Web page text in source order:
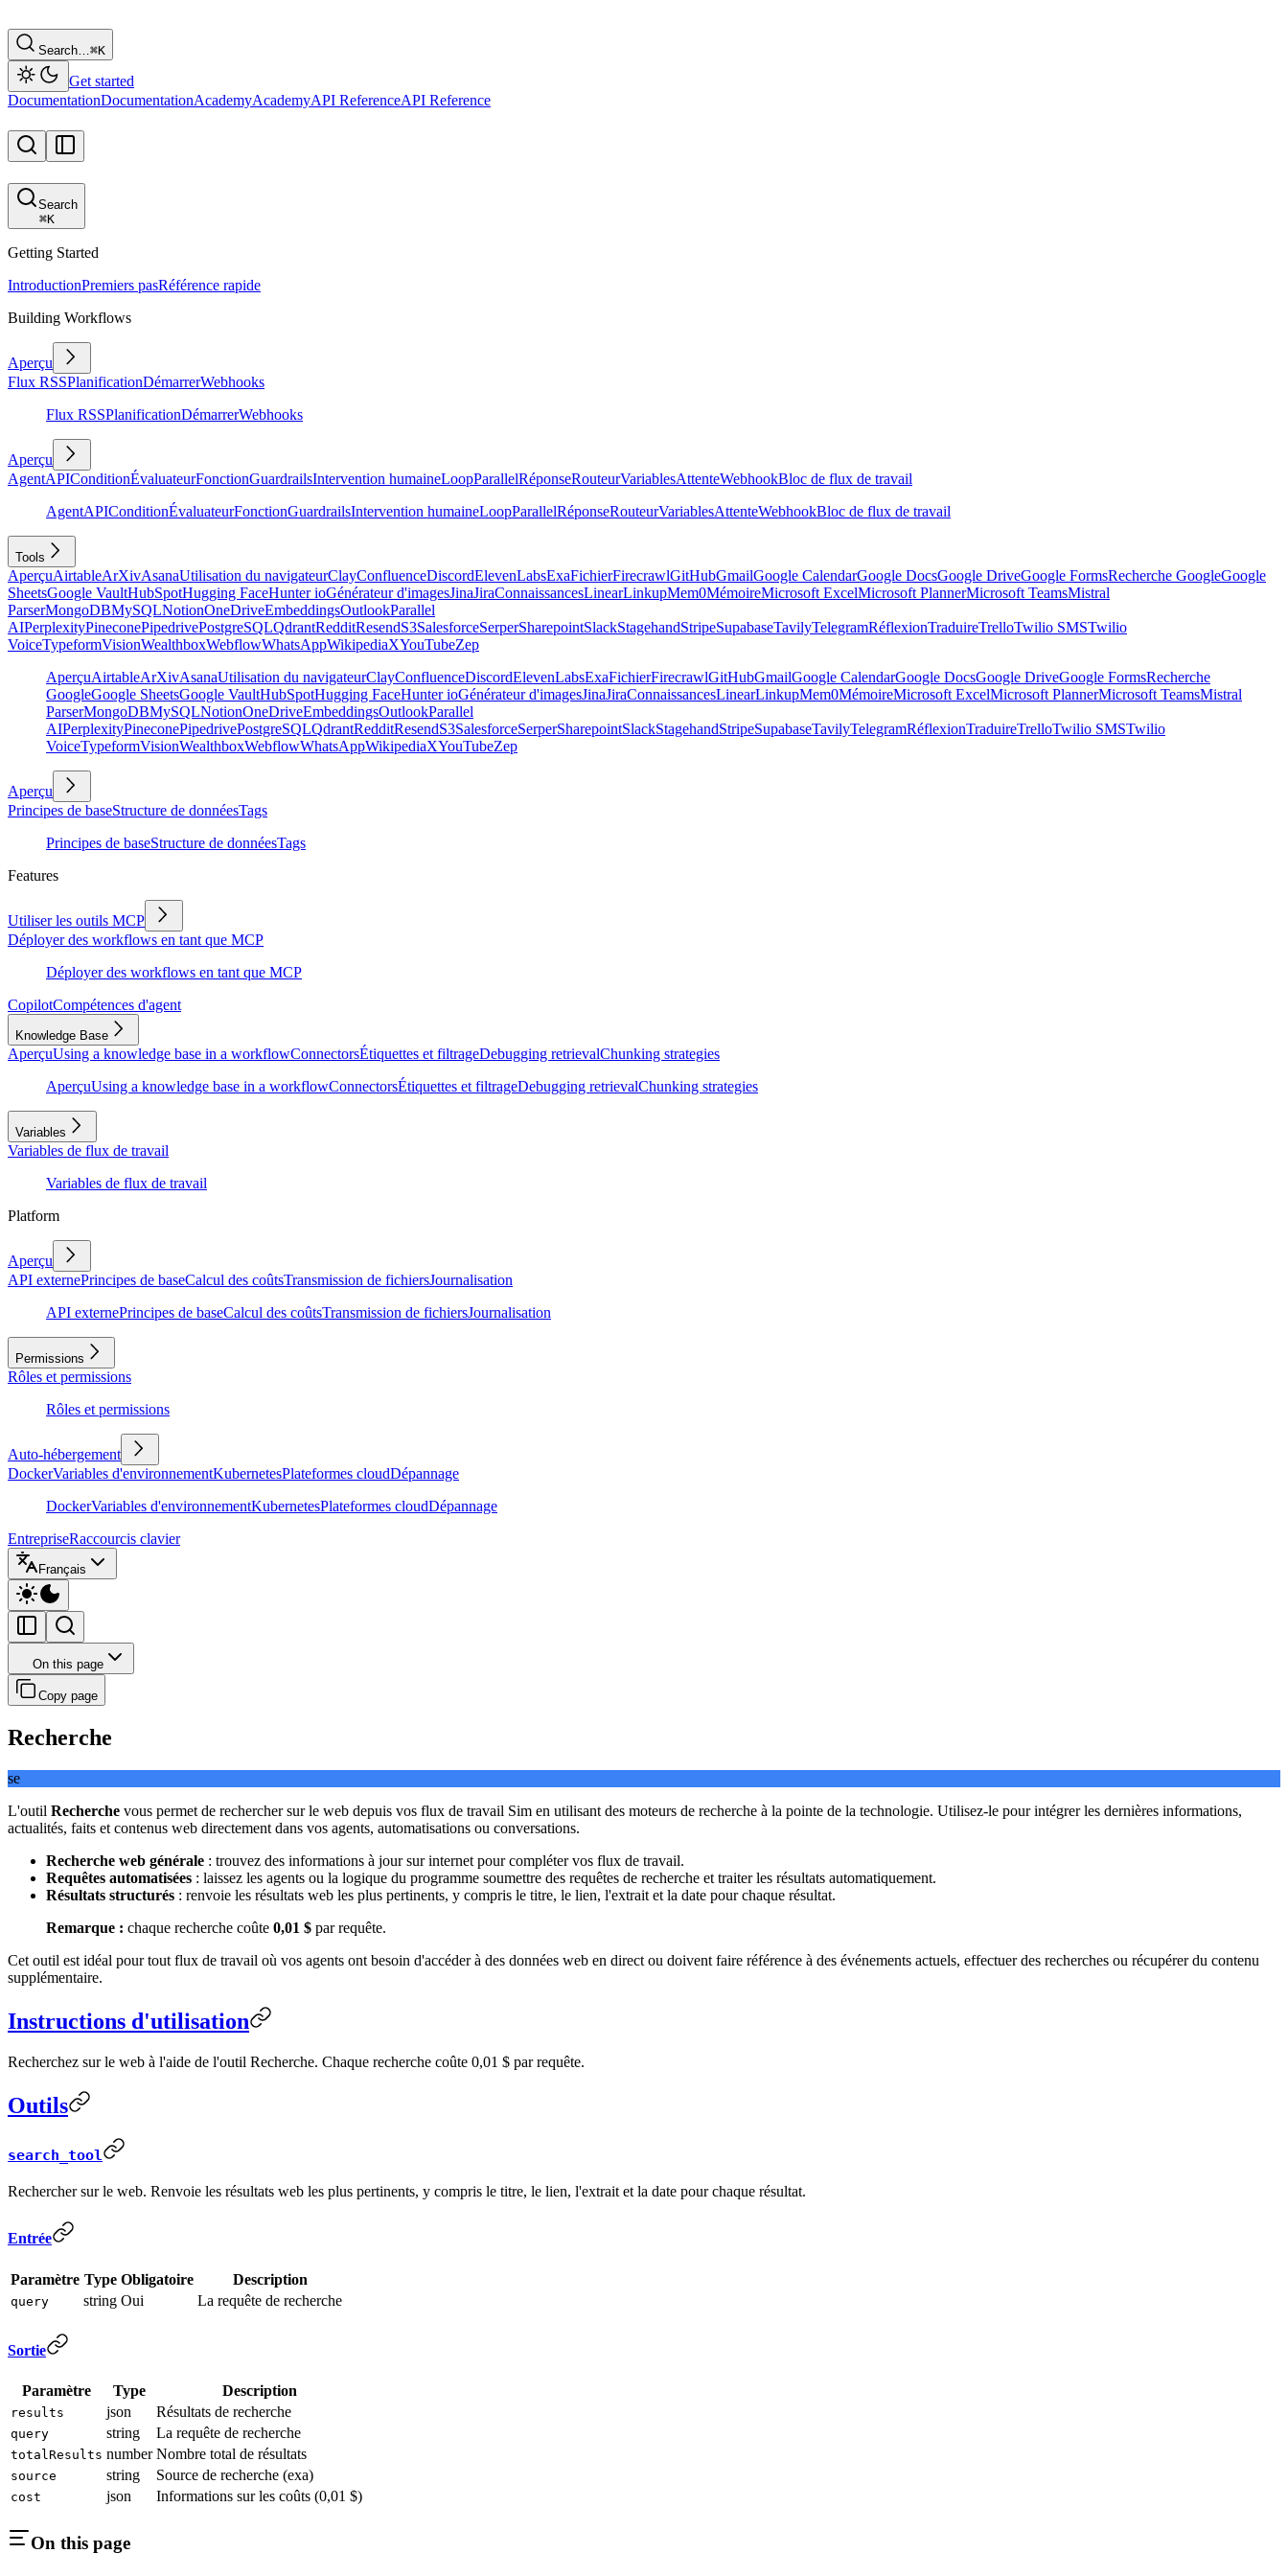
Search…⌘K
Get started
DocumentationDocumentationAcademyAcademyAPI ReferenceAPI Reference
Search
⌘K
Getting Started
IntroductionPremiers pasRéférence rapide
Building Workflows
Aperçu
Flux RSSPlanificationDémarrerWebhooks
Flux RSSPlanificationDémarrerWebhooks
Aperçu
AgentAPIConditionÉvaluateurFonctionGuardrailsIntervention humaineLoopParallelRéponseRouteurVariablesAttenteWebhookBloc de flux de travail
AgentAPIConditionÉvaluateurFonctionGuardrailsIntervention humaineLoopParallelRéponseRouteurVariablesAttenteWebhookBloc de flux de travail
Tools
AperçuAirtableArXivAsanaUtilisation du navigateurClayConfluenceDiscordElevenLabsExaFichierFirecrawlGitHubGmailGoogle CalendarGoogle DocsGoogle DriveGoogle FormsRecherche GoogleGoogle
SheetsGoogle VaultHubSpotHugging FaceHunter ioGénérateur d'imagesJinaJiraConnaissancesLinearLinkupMem0MémoireMicrosoft ExcelMicrosoft PlannerMicrosoft TeamsMistral
ParserMongoDBMySQLNotionOneDriveEmbeddingsOutlookParallel
AIPerplexityPineconePipedrivePostgreSQLQdrantRedditResendS3SalesforceSerperSharepointSlackStagehandStripeSupabaseTavilyTelegramRéflexionTraduireTrelloTwilio SMSTwilio
VoiceTypeformVisionWealthboxWebflowWhatsAppWikipediaXYouTubeZep
AperçuAirtableArXivAsanaUtilisation du navigateurClayConfluenceDiscordElevenLabsExaFichierFirecrawlGitHubGmailGoogle CalendarGoogle DocsGoogle DriveGoogle FormsRecherche
GoogleGoogle SheetsGoogle VaultHubSpotHugging FaceHunter ioGénérateur d'imagesJinaJiraConnaissancesLinearLinkupMem0MémoireMicrosoft ExcelMicrosoft PlannerMicrosoft TeamsMistral
ParserMongoDBMySQLNotionOneDriveEmbeddingsOutlookParallel
AIPerplexityPineconePipedrivePostgreSQLQdrantRedditResendS3SalesforceSerperSharepointSlackStagehandStripeSupabaseTavilyTelegramRéflexionTraduireTrelloTwilio SMSTwilio
VoiceTypeformVisionWealthboxWebflowWhatsAppWikipediaXYouTubeZep
Aperçu
Principes de baseStructure de donnéesTags
Principes de baseStructure de donnéesTags
Features
Utiliser les outils MCP
Déployer des workflows en tant que MCP
Déployer des workflows en tant que MCP
CopilotCompétences d'agent
Knowledge Base
AperçuUsing a knowledge base in a workflowConnectorsÉtiquettes et filtrageDebugging retrievalChunking strategies
AperçuUsing a knowledge base in a workflowConnectorsÉtiquettes et filtrageDebugging retrievalChunking strategies
Variables
Variables de flux de travail
Variables de flux de travail
Platform
Aperçu
API externePrincipes de baseCalcul des coûtsTransmission de fichiersJournalisation
API externePrincipes de baseCalcul des coûtsTransmission de fichiersJournalisation
Permissions
Rôles et permissions
Rôles et permissions
Auto-hébergement
DockerVariables d'environnementKubernetesPlateformes cloudDépannage
DockerVariables d'environnementKubernetesPlateformes cloudDépannage
EntrepriseRaccourcis clavier
Français
On this page
Copy page
Recherche
se
L'outil Recherche vous permet de rechercher sur le web depuis vos flux de travail Sim en utilisant des moteurs de recherche à la pointe de la technologie. Utilisez-le pour intégrer les dernières informations,
actualités, faits et contenus web directement dans vos agents, automatisations ou conversations.
Recherche web générale : trouvez des informations à jour sur internet pour compléter vos flux de travail.
Requêtes automatisées : laissez les agents ou la logique du programme soumettre des requêtes de recherche et traiter les résultats automatiquement.
Résultats structurés : renvoie les résultats web les plus pertinents, y compris le titre, le lien, l'extrait et la date pour chaque résultat.
Remarque : chaque recherche coûte 0,01 $ par requête.
Cet outil est idéal pour tout flux de travail où vos agents ont besoin d'accéder à des données web en direct ou doivent faire référence à des événements actuels, effectuer des recherches ou récupérer du contenu
supplémentaire.
Instructions d'utilisation
Recherchez sur le web à l'aide de l'outil Recherche. Chaque recherche coûte 0,01 $ par requête.
Outils
search_tool
Rechercher sur le web. Renvoie les résultats web les plus pertinents, y compris le titre, le lien, l'extrait et la date pour chaque résultat.
Entrée
Paramètre Type Obligatoire Description
query string Oui La requête de recherche
Sortie
Paramètre Type Description
results json Résultats de recherche
query string La requête de recherche
totalResults number Nombre total de résultats
source string Source de recherche (exa)
cost json Informations sur les coûts (0,01 $)
On this page